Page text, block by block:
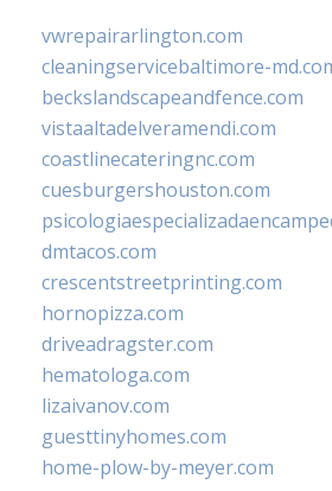
vwrepairarlington.com
cleaningservicebaltimore-
beckslandscapeandfence.com
vistaaltadelveramendi.com
coastlinecateringnc.com
cuesburgershouston.com
dmtacos.com
crescentstreetprinting.com
hornopizza.com
driveadragster.com
hematologa.com
lizaivanov.com
guesttinyhomes.com
home-plow-by-meyer.com